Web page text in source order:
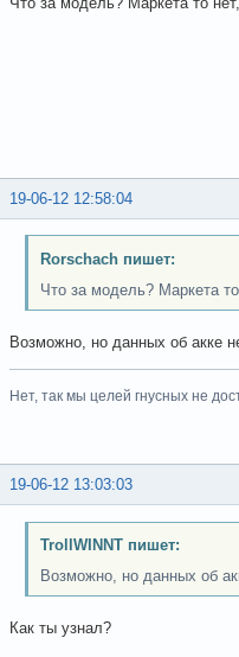
19-06-12 12:58:04
Rorschach пишет:
Что за модель? Маркета
Возможно, но данных об акке
Нет, так мы целей гнусных не
19-06-12 13:03:03
TrollWINNT пишет:
Возможно, но данных об
Как ты узнал?